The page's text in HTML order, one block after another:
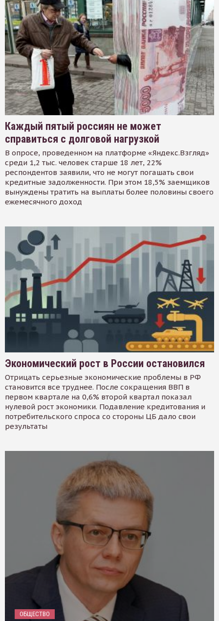
Каждый пятый россиян не может
справиться с долговой нагрузкой
В опросе, проведенном на платформе «Яндекс.Взгляд»
среди 1,2 тыс. человек старше 18 лет, 22%
респондентов заявили, что не могут погашать свои
кредитные задолженности. При этом 18,5% заемщиков
вынуждены тратить на выплаты более половины своего
ежемесячного доход
Экономический рост в России остановился
Отрицать серьезные экономические проблемы в РФ
становится все труднее. После сокращения ВВП в
первом квартале на 0,6% второй квартал показал
нулевой рост экономики. Подавление кредитования и
потребительского спроса со стороны ЦБ дало свои
результаты
ОБЩЕСТВО